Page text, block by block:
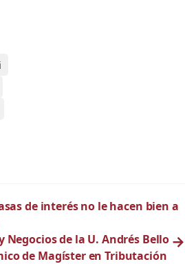
de interés no le hacen bien a
Negocios de la U. Andrés Bello
de Magíster en Tributación
→